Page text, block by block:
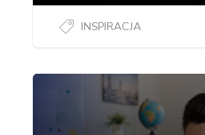
INSPIRACJA